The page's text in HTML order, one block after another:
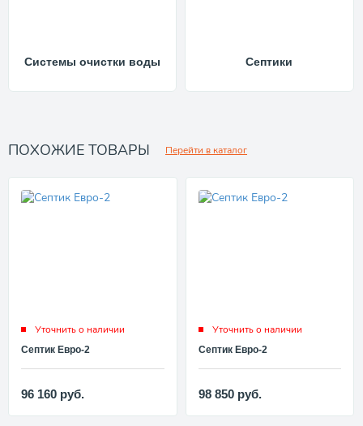
Системы очистки воды Септики
ПОХОЖИЕ ТОВАРЫ Перейти в каталог
Уточнить о наличии
Септик Евро-2
96 160 руб.
Уточнить о наличии
Септик Евро-2
98 850 руб.